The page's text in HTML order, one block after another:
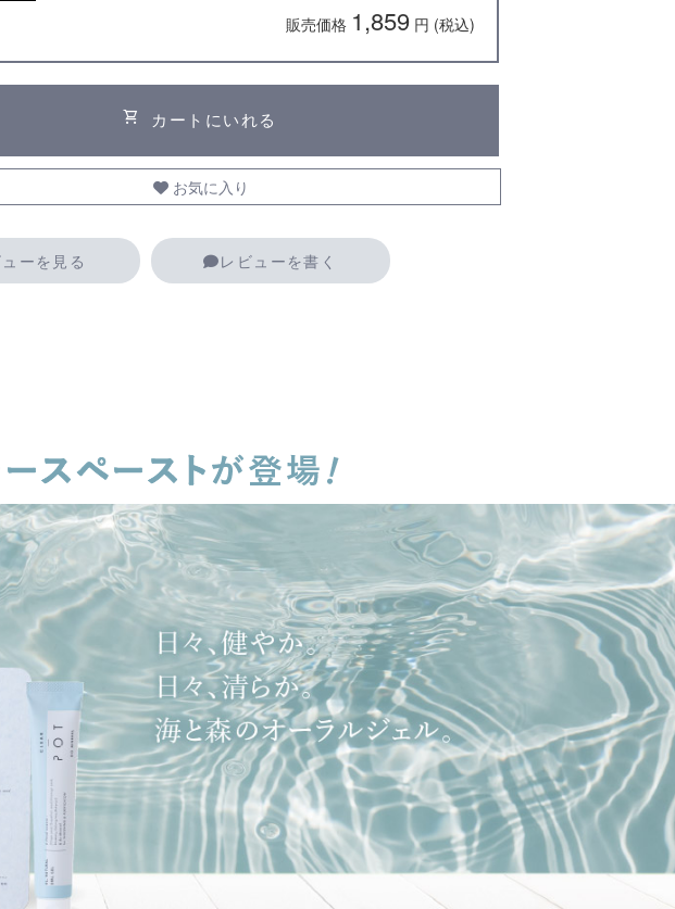
販売価格 1,859円 (税込)
shopping_cart カートにいれる
お気に入り
ーを見る レビューを書く